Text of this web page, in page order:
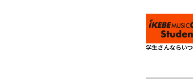
学生さんならい